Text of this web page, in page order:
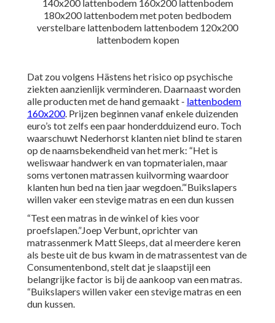
Dat zou volgens Hästens het risico op psychische
ziekten aanzienlijk verminderen. Daarnaast worden
alle producten met de hand gemaakt - lattenbodem
160x200. Prijzen beginnen vanaf enkele duizenden
euro’s tot zelfs een paar honderdduizend euro. Toch
waarschuwt Nederhorst klanten niet blind te staren
op de naamsbekendheid van het merk: “Het is
weliswaar handwerk en van topmaterialen, maar
soms vertonen matrassen kuilvorming waardoor
klanten hun bed na tien jaar wegdoen.”‘Buikslapers
willen vaker een stevige matras en een dun kussen
“Test een matras in de winkel of kies voor
proefslapen.”Joep Verbunt, oprichter van
matrassenmerk Matt Sleeps, dat al meerdere keren
als beste uit de bus kwam in de matrassentest van de
Consumentenbond, stelt dat je slaapstijl een
belangrijke factor is bij de aankoop van een matras.
“Buikslapers willen vaker een stevige matras en een
dun kussen.